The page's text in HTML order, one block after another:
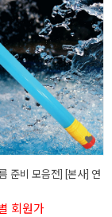
준비 모음전] [본사] 연
회원가